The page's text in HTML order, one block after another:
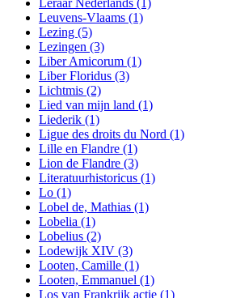
Leraar Nederlands (1)
Leuvens-Vlaams (1)
Lezing (5)
Lezingen (3)
Liber Amicorum (1)
Liber Floridus (3)
Lichtmis (2)
Lied van mijn land (1)
Liederik (1)
Ligue des droits du Nord (1)
Lille en Flandre (1)
Lion de Flandre (3)
Literatuurhistoricus (1)
Lo (1)
Lobel de, Mathias (1)
Lobelia (1)
Lobelius (2)
Lodewijk XIV (3)
Looten, Camille (1)
Looten, Emmanuel (1)
Los van Frankrijk actie (1)